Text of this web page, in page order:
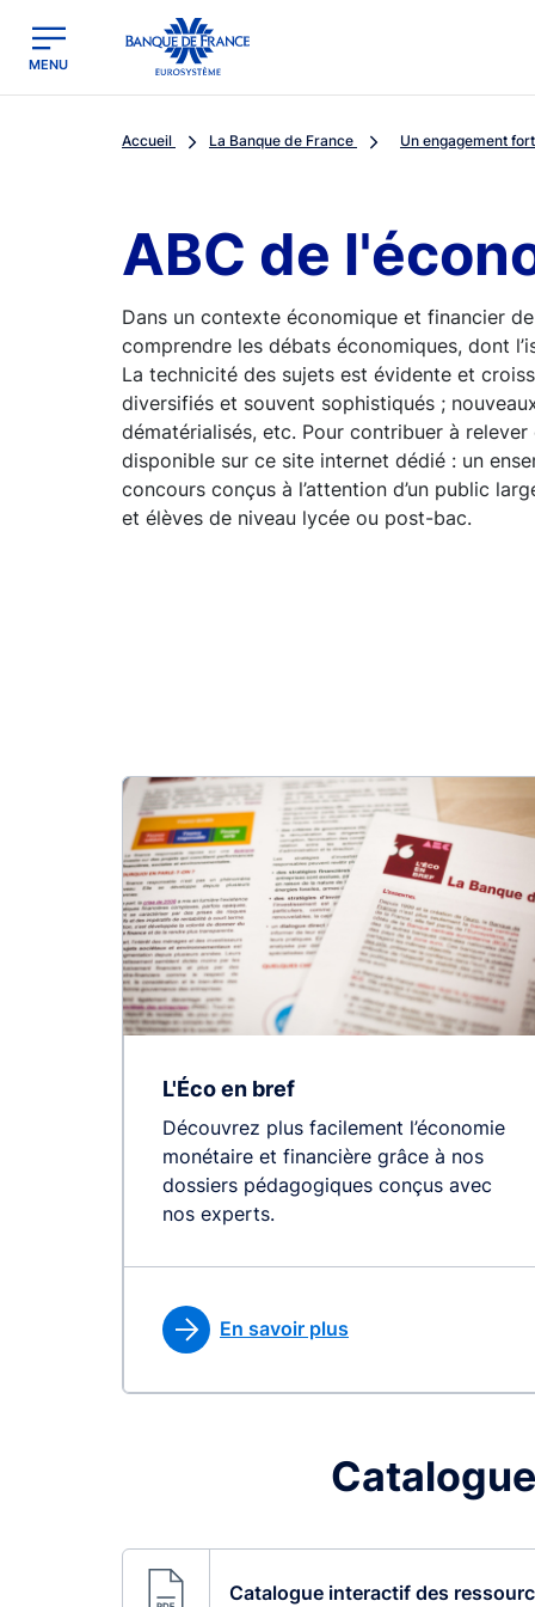
Banque de France - Menu Principal
MENU
Accueil La Banque de France Un engagement
ABC de
Dans un contexte économique et financier
comprendre les débats économiques, dont
La technicité des sujets est évidente et
diversifiés et souvent sophistiqués ;
dématérialisés, etc. Pour contribuer à
disponible sur ce site internet dédié : un
concours conçus à l’attention d’un public
et élèves de niveau lycée ou post-bac.
L'Éco en bref
Découvrez plus facilement l’économie
monétaire et financière grâce à nos
dossiers pédagogiques conçus avec
nos experts.
En savoir plus
Catalogue interactif des